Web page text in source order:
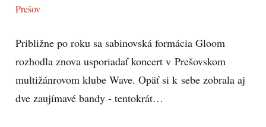
Prešov
Približne po roku sa sabinovská formácia Gloom
rozhodla znova usporiadať koncert v Prešovskom
multižánrovom klube Wave. Opäť si k sebe zobrala aj
dve zaujímavé bandy - tentokrát…